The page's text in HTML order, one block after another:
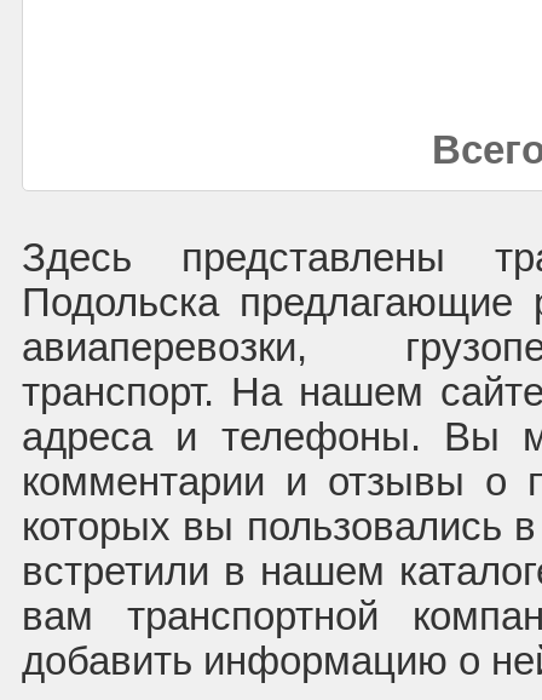
Здесь представлены
Подольска предлагающие
авиаперевозки,
транспорт. На нашем
адреса и телефоны. Вы
комментарии и отзывы о
которых вы пользовались
встретили в нашем
вам транспортной
добавить информацию о